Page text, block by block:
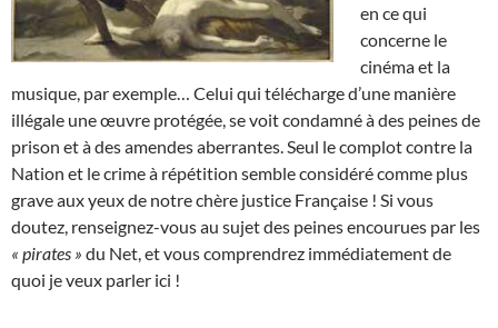
en ce qui
concerne le
cinéma et la
musique, par exemple… Celui qui télécharge d’une manière
illégale une œuvre protégée, se voit condamné à des peines de
prison et à des amendes aberrantes. Seul le complot contre la
Nation et le crime à répétition semble considéré comme plus
grave aux yeux de notre chère justice Française ! Si vous
doutez, renseignez-vous au sujet des peines encourues par les
« pirates » du Net, et vous comprendrez immédiatement de
quoi je veux parler ici !